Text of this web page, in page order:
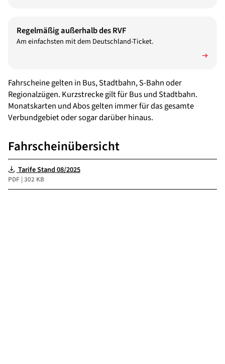
Regelmäßig außerhalb des RVF
Am einfachsten mit dem Deutschland-Ticket.
Fahrscheine gelten in Bus, Stadtbahn, S-Bahn oder
Regionalzügen. Kurzstrecke gilt für Bus und Stadtbahn.
Monatskarten und Abos gelten immer für das gesamte
Verbundgebiet oder sogar darüber hinaus.
Fahrscheinübersicht
Tarife Stand 08/2025
PDF |302 KB